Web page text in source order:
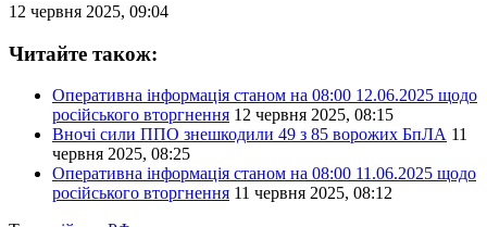
12 червня 2025, 09:04
Читайте також:
Оперативна інформація станом на 08:00 12.06.2025 щодо
російського вторгнення 12 червня 2025, 08:15
Вночі сили ППО знешкодили 49 з 85 ворожих БпЛА 11
червня 2025, 08:25
Оперативна інформація станом на 08:00 11.06.2025 щодо
російського вторгнення 11 червня 2025, 08:12